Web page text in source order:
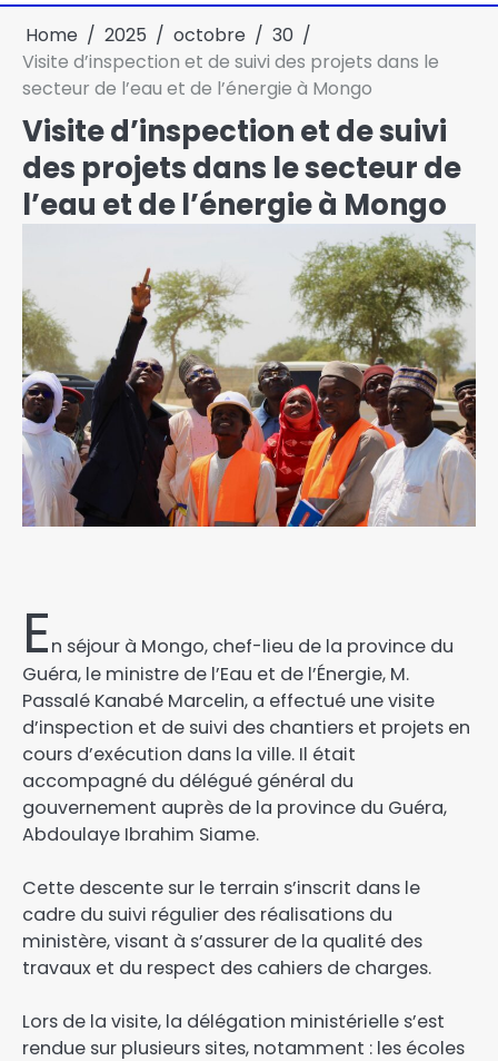
Home 2025 octobre
30
Visite d’inspection et de suivi des projets dans le
secteur de l’eau et de l’énergie à Mongo
Visite d’inspection et de suivi
des projets dans le secteur de
l’eau et de l’énergie à Mongo
En séjour à Mongo, chef-lieu de la province du
Guéra, le ministre de l’Eau et de l’Énergie, M.
Passalé Kanabé Marcelin, a effectué une visite
d’inspection et de suivi des chantiers et projets en
cours d’exécution dans la ville. Il était
accompagné du délégué général du
gouvernement auprès de la province du Guéra,
Abdoulaye Ibrahim Siame.
Cette descente sur le terrain s’inscrit dans le
cadre du suivi régulier des réalisations du
ministère, visant à s’assurer de la qualité des
travaux et du respect des cahiers de charges.
Lors de la visite, la délégation ministérielle s’est
rendue sur plusieurs sites, notamment : les écoles